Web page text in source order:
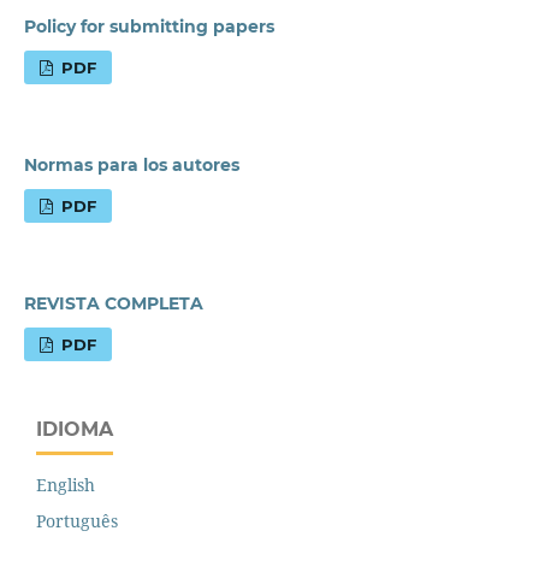
Policy for submitting papers
PDF
Normas para los autores
PDF
REVISTA COMPLETA
PDF
IDIOMA
English
Português